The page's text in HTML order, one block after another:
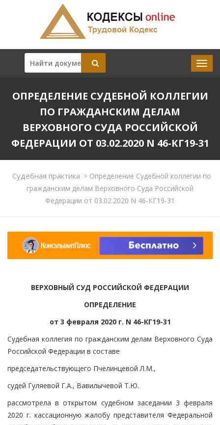
ОПРЕДЕЛЕНИЕ СУДЕБНОЙ КОЛЛЕГИИ
ПО ГРАЖДАНСКИМ ДЕЛАМ
ВЕРХОВНОГО СУДА РОССИЙСКОЙ
ФЕДЕРАЦИИ ОТ 03.02.2020 N 46-КГ19-31
Судебная практика > Определение Судебной коллегии по
гражданским делам Верховного Суда Российской
Федерации от 03.02.2020 N 46-КГ19-31
ВЕРХОВНЫЙ СУД РОССИЙСКОЙ ФЕДЕРАЦИИ
ОПРЕДЕЛЕНИЕ
от 3 февраля 2020 г. N 46-КГ19-31
Судебная коллегия по гражданским делам Верховного Суда
Российской Федерации в составе
председательствующего Пчелинцевой Л.М.,
судей Гуляевой Г.А., Вавилычевой Т.Ю.
рассмотрела в открытом судебном заседании 3 февраля
2020 г. кассационную жалобу представителя Федеральной